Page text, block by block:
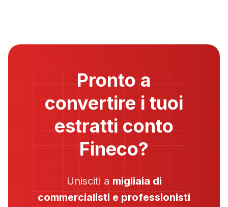
Pronto a
convertire i tuoi
estratti conto
Fineco?
Unisciti a migliaia di
commercialisti e professionisti